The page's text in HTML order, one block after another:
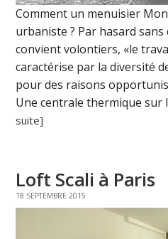
Comment un menuisier
urbaniste ? Par hasard sans
convient volontiers, «le
caractérise par la diversité
pour des raisons
Une centrale thermique sur
suite]
Loft Scali à Paris
18 SEPTEMBRE 2015